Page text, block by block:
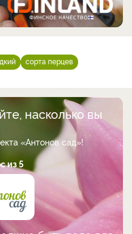
сорта перцев
насколько вы
«Антонов сад»!
из 5